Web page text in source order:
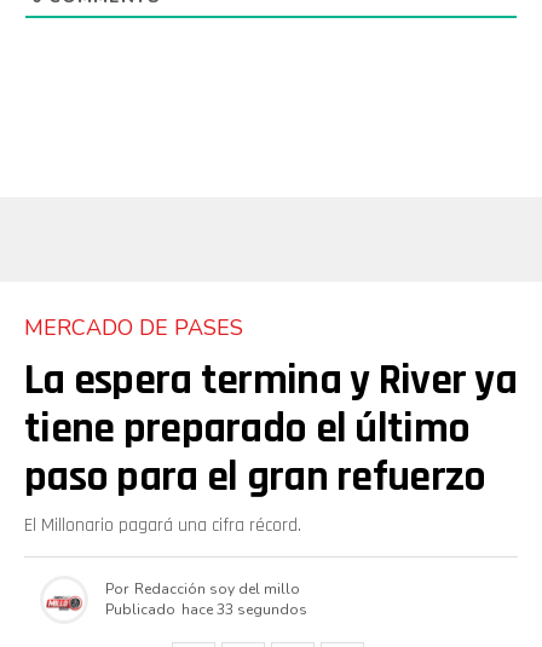
MERCADO DE PASES
La espera termina y River ya
tiene preparado el último
paso para el gran refuerzo
El Millonario pagará una cifra récord.
Por Redacción soy del millo
Publicado hace 33 segundos